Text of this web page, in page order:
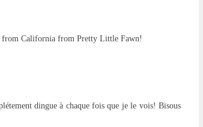
from California from Pretty Little Fawn!
dingue à chaque fois que je le vois! Bisous